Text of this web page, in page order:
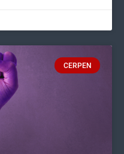
CERPEN